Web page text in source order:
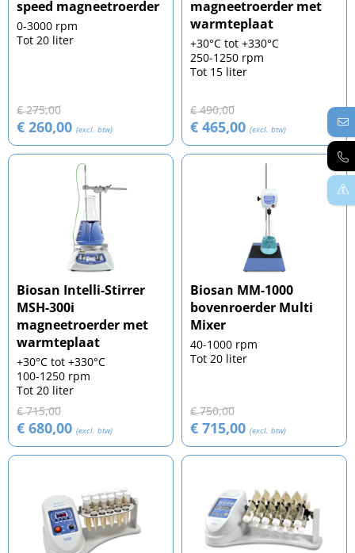
speed magneetroerder
0-3000 rpm
Tot 20 liter
€ 275,00
€ 260,00 (excl. btw)
magneetroerder met
warmteplaat
+30°C tot +330°C
250-1250 rpm
Tot 15 liter
€ 490,00
€ 465,00 (excl. btw)
Biosan Intelli-Stirrer
MSH-300i
magneetroerder met
warmteplaat
+30°C tot +330°C
100-1250 rpm
Tot 20 liter
€ 715,00
€ 680,00 (excl. btw)
Biosan MM-1000
bovenroerder Multi
Mixer
40-1000 rpm
Tot 20 liter
€ 750,00
€ 715,00 (excl. btw)